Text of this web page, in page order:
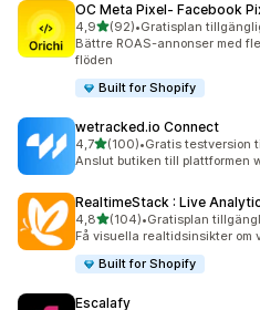
OC Meta Pixel‑ Facebook
4,9av 5 stjärnor
(92)
92 recensioner totalt
•Gratisplan
Bättre ROAS-annonser med
flöden
Built for Shopify
wetracked.io Connect
4,7av 5 stjärnor
(100)
100 recensioner totalt
•Gratis testversion
Anslut butiken till plattformen
RealtimeStack : Live
4,8av 5 stjärnor
(104)
104 recensioner totalt
•Gratisplan
Få visuella realtidsinsikter om
Built for Shopify
Escalafy